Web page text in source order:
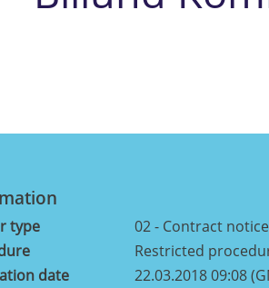
type
02 - Contract notice
Restricted
date
22.03.2018 09:08